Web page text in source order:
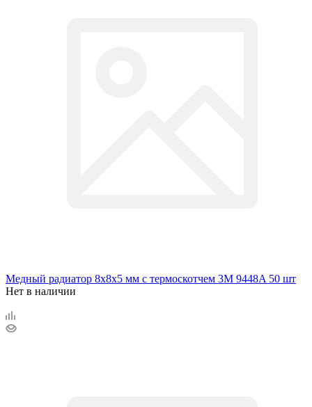
Медный радиатор 8х8х5 мм с термоскотчем 3M 9448A 50 шт
Нет в наличии